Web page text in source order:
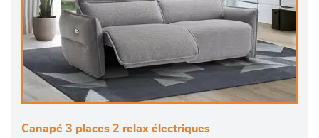
Canapé 3 places 2 relax électriques